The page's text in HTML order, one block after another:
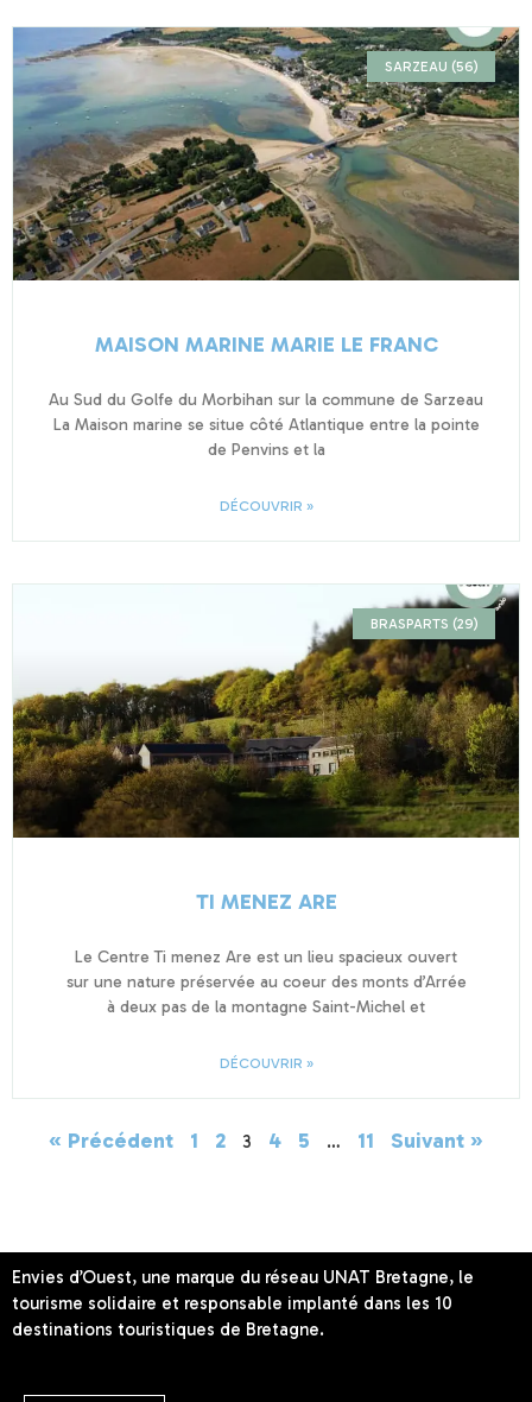
SARZEAU (56)
MAISON MARINE MARIE LE FRANC
Au Sud du Golfe du Morbihan sur la commune de Sarzeau
La Maison marine se situe côté Atlantique entre la pointe
de Penvins et la
DÉCOUVRIR »
BRASPARTS (29)
TI MENEZ ARE
Le Centre Ti menez Are est un lieu spacieux ouvert
sur une nature préservée au coeur des monts d’Arrée
à deux pas de la montagne Saint-Michel et
DÉCOUVRIR »
« Précédent 1 2 3 4 5 … 11 Suivant »
Envies d’Ouest, une marque du réseau UNAT Bretagne, le
tourisme solidaire et responsable implanté dans les 10
destinations touristiques de Bretagne.